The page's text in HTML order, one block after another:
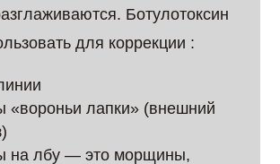
Ботулотоксин
для коррекции :
лапки» (внешний
на лбу — это морщины,